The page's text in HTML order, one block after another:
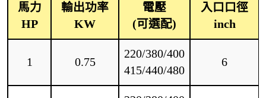
馬力
HP
輸出功率
KW
電壓
(可選配)
入口口徑
inch
1 0.75
220/380/400
415/440/480
6